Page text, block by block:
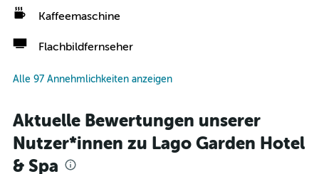
Kaffeemaschine
Flachbildfernseher
Alle 97 Annehmlichkeiten anzeigen
Aktuelle Bewertungen unserer
Nutzer*innen zu Lago Garden Hotel
& Spa